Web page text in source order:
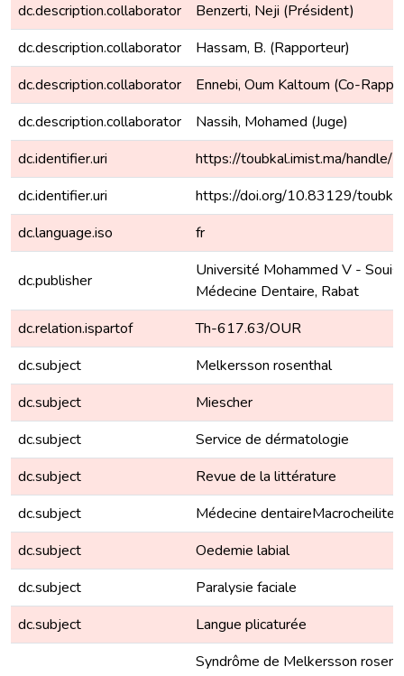
dc.description.collaborator
Benzerti, Neji (Président)
dc.description.collaborator
Hassam, B. (Rapporteur)
dc.description.collaborator
Ennebi, Oum Kaltoum (Co-
dc.description.collaborator
Nassih, Mohamed (Juge)
dc.identifier.uri
https://toubkal.imist.ma/
dc.identifier.uri
https://doi.org/10.83129/
dc.language.iso
fr
dc.publisher
Université Mohammed V -
Médecine Dentaire, Rabat
dc.relation.ispartof
Th-617.63/OUR
dc.subject
Melkersson rosenthal
dc.subject
Miescher
dc.subject
Service de dérmatologie
dc.subject
Revue de la littérature
dc.subject
Médecine dentaireMacrocheilite
dc.subject
Oedemie labial
dc.subject
Paralysie faciale
dc.subject
Langue plicaturée
Syndrôme de Melkersson